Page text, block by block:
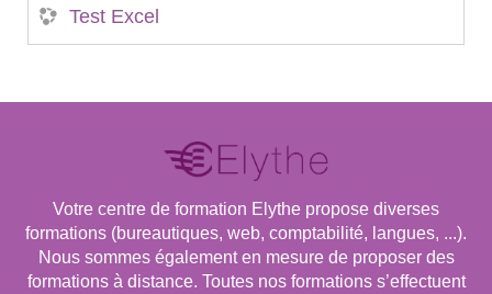
Test Excel
Votre centre de formation Elythe propose diverses
formations (bureautiques, web, comptabilité, langues, ...).
Nous sommes également en mesure de proposer des
formations à distance. Toutes nos formations s’effectuent